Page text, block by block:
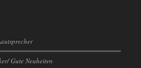
Gute Neuheiten